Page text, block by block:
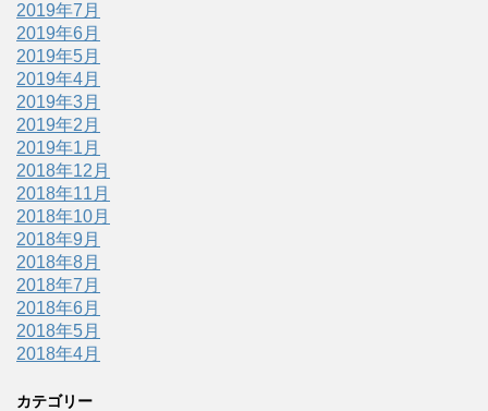
2019年7月
2019年6月
2019年5月
2019年4月
2019年3月
2019年2月
2019年1月
2018年12月
2018年11月
2018年10月
2018年9月
2018年8月
2018年7月
2018年6月
2018年5月
2018年4月
カテゴリー